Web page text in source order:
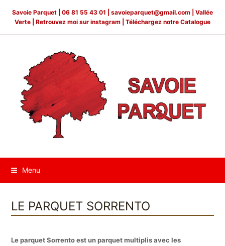
Savoie Parquet | 06 81 55 43 01 | savoieparquet@gmail.com
| Vallée
Verte | Retrouvez moi sur instagram Téléchargez notre Catalogue
Menu
LE PARQUET SORRENTO
Le parquet Sorrento est un parquet multiplis avec les